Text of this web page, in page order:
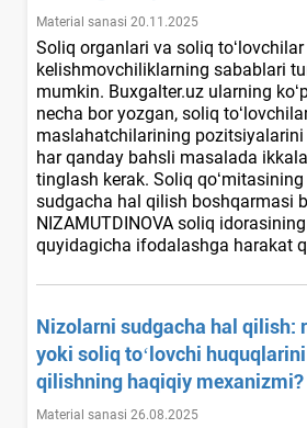
Material sanasi 20.11.2025
Soliq organlari va soliq toʻlovchilar
kelishmovchiliklarning sabablari
mumkin. Buxgalter.uz ularning
necha bor yozgan, soliq
maslahatchilarining pozitsiyalarini
har qanday bahsli masalada
tinglash kerak. Soliq
sudgacha hal qilish boshqarmasi
NIZAMUTDINOVA soliq
quyidagicha ifodalashga harakat
Nizolarni sudgacha hal
yoki soliq toʻlovchi
qilishning haqiqiy meхanizmi?
Material sanasi 26.08.2025